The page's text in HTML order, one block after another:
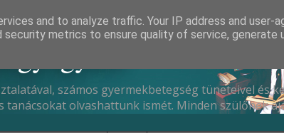
számos gyermekbetegség tüneteivel és
olvashattunk ismét. Minden szülőnek
and to analyze traffic. Your IP address and user-
metrics to ensure quality of service, generate